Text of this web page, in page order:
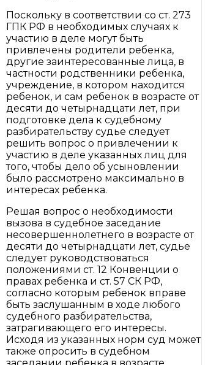
Поскольку в соответствии со ст. 273
ГПК РФ в необходимых случаях к
участию в деле могут быть
привлечены родители ребенка,
другие заинтересованные лица, в
частности родственники ребенка,
учреждение, в котором находится
ребенок, и сам ребенок в возрасте от
десяти до четырнадцати лет, при
подготовке дела к судебному
разбирательству судье следует
решить вопрос о привлечении к
участию в деле указанных лиц для
того, чтобы дело об усыновлении
было рассмотрено максимально в
интересах ребенка.
Решая вопрос о необходимости
вызова в судебное заседание
несовершеннолетнего в возрасте от
десяти до четырнадцати лет, судье
следует руководствоваться
положениями ст. 12 Конвенции о
правах ребенка и ст. 57 СК РФ,
согласно которым ребенок вправе
быть заслушанным в ходе любого
судебного разбирательства,
затрагивающего его интересы.
Исходя из указанных норм суд может
также опросить в судебном